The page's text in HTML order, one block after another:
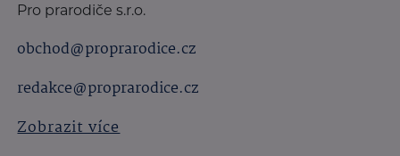
Pro prarodiče s.r.o.
obchod@proprarodice.cz
redakce@proprarodice.cz
Zobrazit více